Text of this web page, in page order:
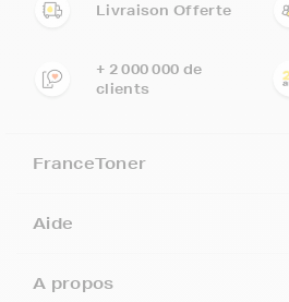
Livraison Offerte
+ 2 000 000 de
clients
FranceToner
Aide
A propos